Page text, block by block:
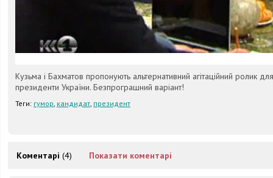
Кузьма і Бахматов пропонують альтернативний агітаційний ролик
президенти України. Безпрограшний варіант!
Теги: гумор, кандидат, президент
Коментарі (4) Показати коментарі